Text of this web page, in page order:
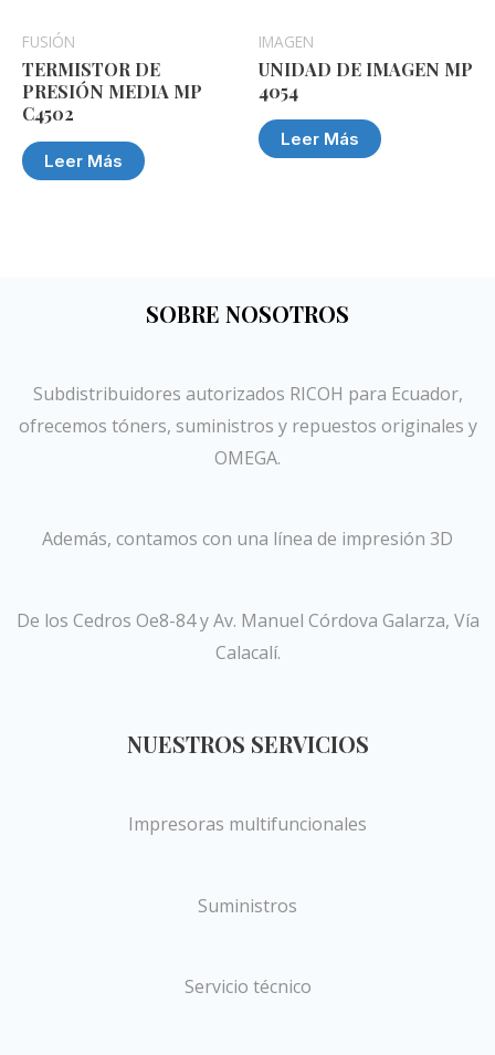
FUSIÓN
TERMISTOR DE
PRESIÓN MEDIA MP
C4502
Leer Más
IMAGEN
UNIDAD DE IMAGEN MP
4054
Leer Más
SOBRE NOSOTROS
Subdistribuidores autorizados RICOH para Ecuador,
ofrecemos tóners, suministros y repuestos originales y
OMEGA.
Además, contamos con una línea de impresión 3D
De los Cedros Oe8-84 y Av. Manuel Córdova Galarza, Vía
Calacalí.
NUESTROS SERVICIOS
Impresoras multifuncionales
Suministros
Servicio técnico